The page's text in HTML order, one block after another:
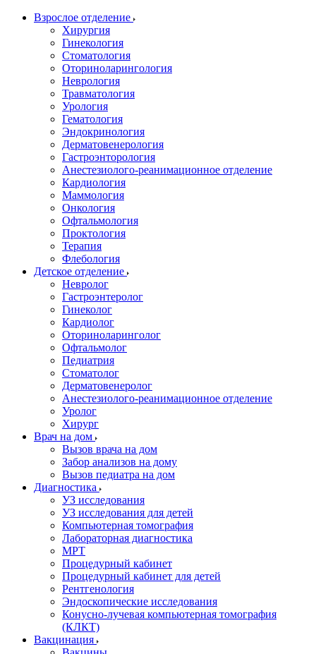
Взрослое отделение
Хирургия
Гинекология
Стоматология
Оториноларингология
Неврология
Травматология
Урология
Гематология
Эндокринология
Дерматовенерология
Гастроэнторология
Анестезиолого-реанимационное отделение
Кардиология
Маммология
Онкология
Офтальмология
Проктология
Терапия
Флебология
Детское отделение
Невролог
Гастроэнтеролог
Гинеколог
Кардиолог
Оториноларинголог
Офтальмолог
Педиатрия
Стоматолог
Дерматовенеролог
Анестезиолого-реанимационное отделение
Уролог
Хирург
Врач на дом
Вызов врача на дом
Забор анализов на дому
Вызов педиатра на дом
Диагностика
УЗ исследования
УЗ исследования для детей
Компьютерная томография
Лабораторная диагностика
МРТ
Процедурный кабинет
Процедурный кабинет для детей
Рентгенология
Эндоскопические исследования
Конусно-лучевая компьютерная томография
(КЛКТ)
Вакцинация